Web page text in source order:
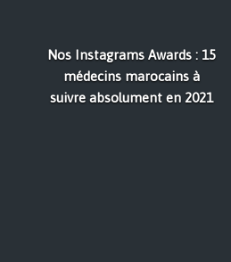
Nos Instagrams Awards : 15
médecins marocains à
suivre absolument en 2021